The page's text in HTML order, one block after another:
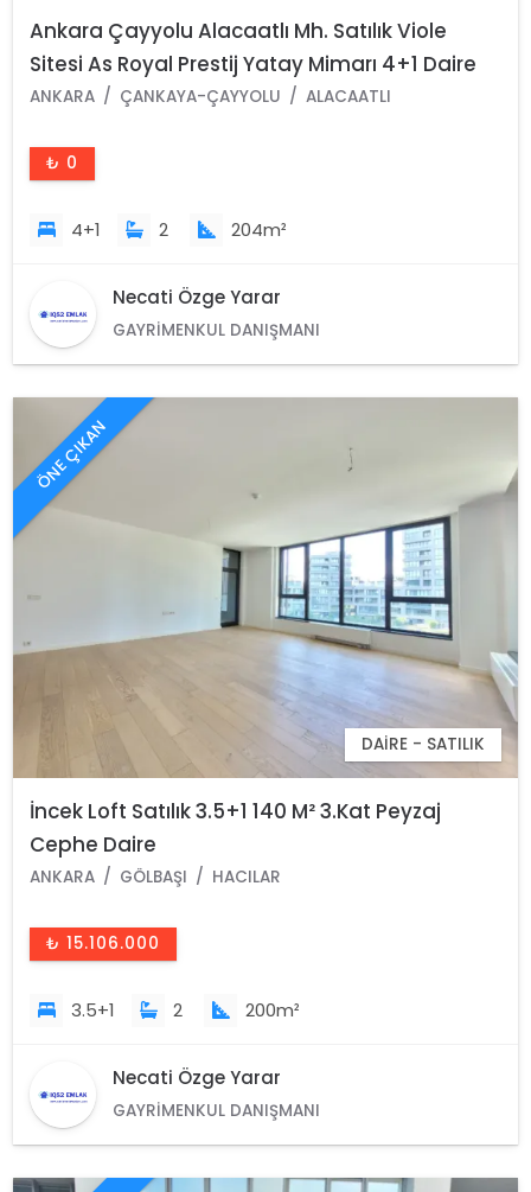
Ankara Çayyolu Alacaatlı Mh. Satılık Viole
Sitesi As Royal Prestij Yatay Mimarı 4+1 Daire
ANKARA ÇANKAYA-ÇAYYOLU ALACAATLI
₺ 0
4+1 2 204m²
Necati Özge Yarar
GAYRIMENKUL DANIŞMANI
ÖNE ÇIKAN
DAIRE - SATILIK
İncek Loft Satılık 3.5+1 140 M² 3.Kat Peyzaj
Cephe Daire
ANKARA GÖLBAŞI HACILAR
₺ 15.106.000
3.5+1 2 200m²
Necati Özge Yarar
GAYRIMENKUL DANIŞMANI